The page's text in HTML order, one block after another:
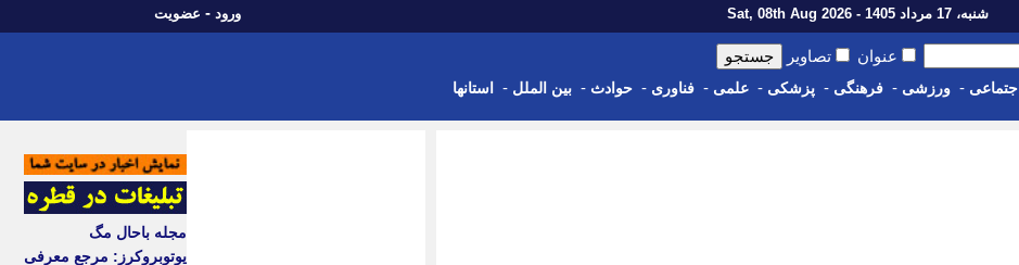
شنبه، 17 مرداد 1405 - Sat, 08th Aug 2026 ورود - عضویت
عنوان تصاویر
اجتماعی - ورزشی - فرهنگی - پزشکی - علمی - فناوری - حوادث - بین الملل - استانها
مجله باحال مگ
یوتوبروکرز: مرجع معرفی